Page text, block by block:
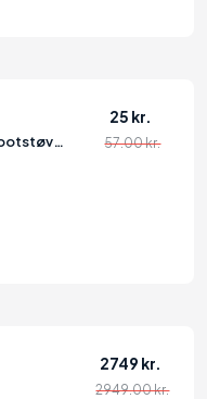
Eufy RoboVac 15C EU, robotstøvsuger
25 kr.
57.00 kr.
2749 kr.
2949.00 kr.